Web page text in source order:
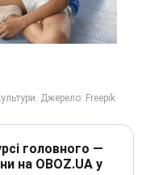
головного —
на OBOZ.UA у